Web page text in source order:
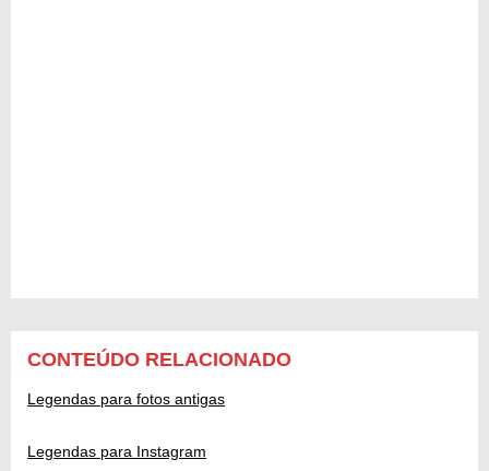
CONTEÚDO RELACIONADO
Legendas para fotos antigas
Legendas para Instagram